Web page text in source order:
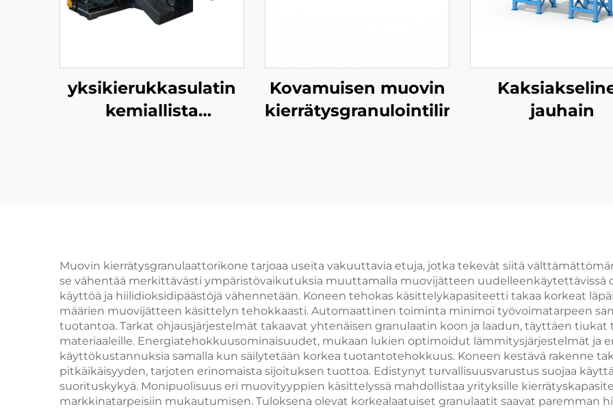
yksikierukkasulatin
kemiallista
Kovamuisen muovin
kierrätysgranulointilinja
jauhain
Muovin kierrätysgranulaattorikone tarjoaa useita vakuuttavia etuja, jotka tekevät siitä
se vähentää merkittävästi ympäristövaikutuksia muuttamalla muovijätteen uudelleenkäytettävissä
käyttöä ja hiilidioksidipäästöjä vähennetään. Koneen tehokas käsittelykapasiteetti takaa korkeat
määrien muovijätteen käsittelyn tehokkaasti. Automaattinen toiminta minimoi työvoimatarpeen
tuotantoa. Tarkat ohjausjärjestelmät takaavat yhtenäisen granulaatin koon ja laadun, täyttäen
materiaaleille. Energiatehokkuusominaisuudet, mukaan lukien optimoidut lämmitysjärjestelmät ja
käyttökustannuksia samalla kun säilytetään korkea tuotantotehokkuus. Koneen kestävä rakenne
pitkäikäisyyden, tarjoten erinomaista sijoituksen tuottoa. Edistynyt turvallisuusvarustus suojaa
suorituskykyä. Monipuolisuus eri muovityyppien käsittelyssä mahdollistaa yrityksille
markkinatarpeisiin mukautumisen. Tuloksena olevat korkealaatuiset granulaatit saavat paremman